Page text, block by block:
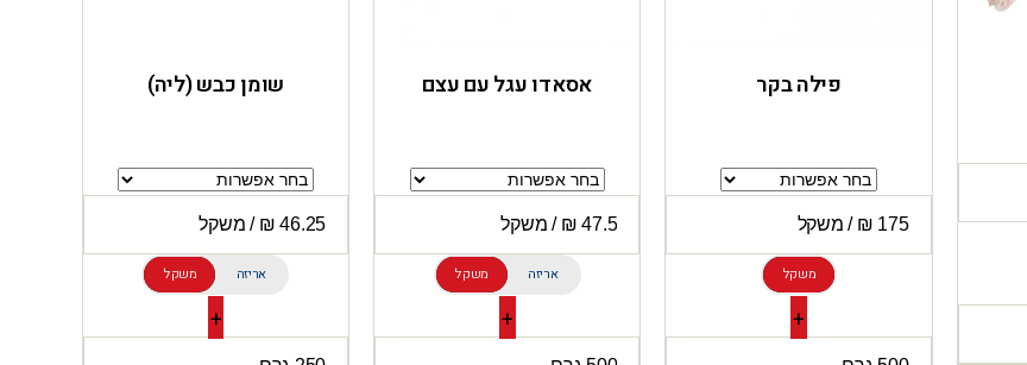
פילה בקר
משקל
+
אסאדו עגל עם עצם
משקל אריזה
+
שומן כבש (ליה)
משקל אריזה
+